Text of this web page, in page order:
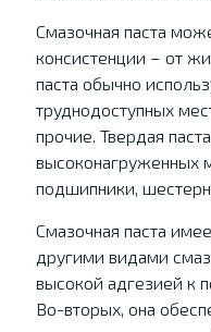
Смазочная паста
консистенции – от
паста обычно
труднодоступных
прочие. Твердая
высоконагруженных
подшипники,
Смазочная паста
другими видами
высокой адгезией к
Во-вторых, она